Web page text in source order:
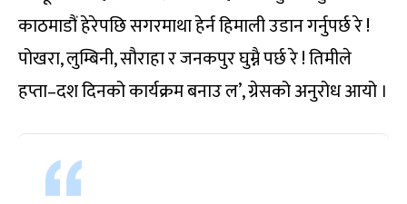
काठमाडौं हेरेपछि सगरमाथा हेर्न हिमाली उडान गर्नुपर्छ रे !
पोखरा, लुम्बिनी, सौराहा र जनकपुर घुम्नै पर्छ रे ! तिमीले
हप्ता–दश दिनको कार्यक्रम बनाउ ल’, ग्रेसको अनुरोध आयो ।